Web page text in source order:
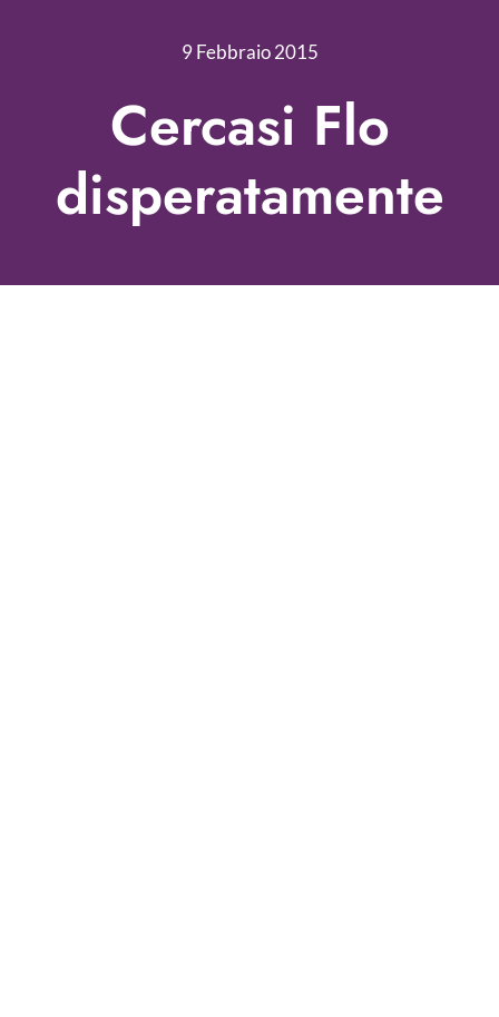
Nonprofit Blog
Fundraising Academy
Multimedia
Come contattarci
9 Febbraio 2015
Cercasi Flo
disperatamente